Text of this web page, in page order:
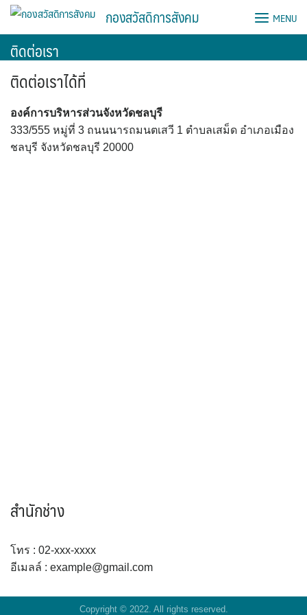
Skip
content
กองสวัสดิการสังคม MENU
ติดต่อเรา
ติดต่อเราได้ที่
องค์การบริหารส่วนจังหวัดชลบุรี
333/555 หมู่ที่ 3 ถนนนารถมนตเสวี 1 ตำบลเสม็ด อำเภอเมือง
ชลบุรี จังหวัดชลบุรี 20000
สำนักช่าง
โทร : 02-xxx-xxxx
อีเมลล์ : example@gmail.com
Copyright © 2022. All rights reserved.